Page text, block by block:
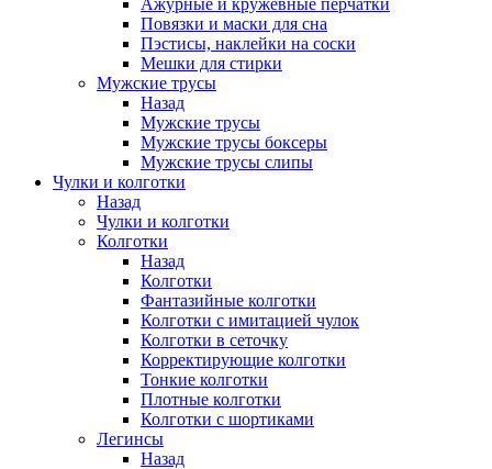
Ажурные и кружевные перчатки
Повязки и маски для сна
Пэстисы, наклейки на соски
Мешки для стирки
Мужские трусы
Назад
Мужские трусы
Мужские трусы боксеры
Мужские трусы слипы
Чулки и колготки
Назад
Чулки и колготки
Колготки
Назад
Колготки
Фантазийные колготки
Колготки с имитацией чулок
Колготки в сеточку
Корректирующие колготки
Тонкие колготки
Плотные колготки
Колготки с шортиками
Легинсы
Назад